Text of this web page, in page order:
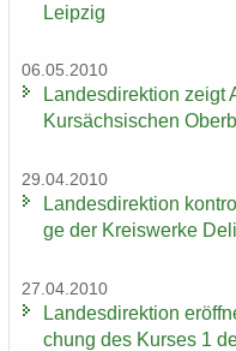
Leip­zig
06.05.2010
Lan­des­di­rek­ti­on zeigt
Kur­säch­si­schen
29.04.2010
Lan­des­di­rek­ti­on
ge der Kreis­wer­ke
27.04.2010
Lan­des­di­rek­ti­on
chung des Kur­ses 1